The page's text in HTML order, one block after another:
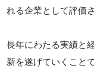
れる企業として評価
長年にわたる実績と
新を遂げていくこと